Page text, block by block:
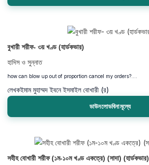
বুখারী শরীফ- ৩য় খণ্ড (হার্ডকভার)
হাদিস ও সুন্নাত
how can blow up out of proportion cancel my orders?....
লেখকইমাম মুহাম্মদ ইবনে ইসমাইল বোখারী (র)
ডাউনলোডবিনামূল্যে
সহীহ বোখারী শরীফ (১ম-১০ম খণ্ড একত্রে) (সাদা) (হার্ডকভার)